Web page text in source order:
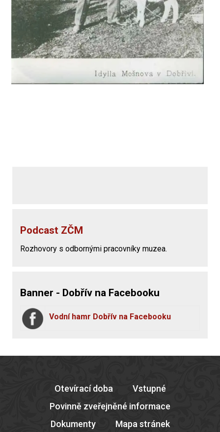
Podcast ZČM
Rozhovory s odbornými pracovníky muzea.
Banner - Dobřív na Facebooku
Vodní hamr Dobřív na Facebooku
Otevírací doba
Vstupné
Povinně zveřejněné informace
Dokumenty
Mapa stránek